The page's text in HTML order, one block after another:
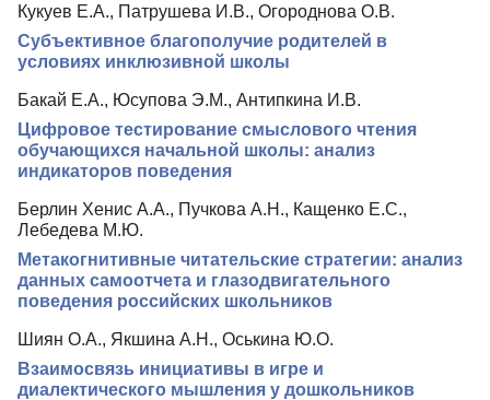
Кукуев Е.А., Патрушева И.В., Огороднова О.В.
Субъективное благополучие родителей в
условиях инклюзивной школы
Бакай Е.А., Юсупова Э.М., Антипкина И.В.
Цифровое тестирование смыслового чтения
обучающихся начальной школы: анализ
индикаторов поведения
Берлин Хенис А.А., Пучкова А.Н., Кащенко Е.С.,
Лебедева М.Ю.
Метакогнитивные читательские стратегии: анализ
данных самоотчета и глазодвигательного
поведения российских школьников
Шиян О.А., Якшина А.Н., Оськина Ю.О.
Взаимосвязь инициативы в игре и
диалектического мышления у дошкольников